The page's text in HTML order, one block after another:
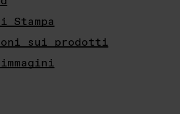
Stampa
sui prodotti